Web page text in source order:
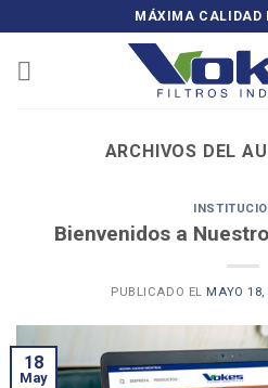
to
content
MÁXIMA CALIDAD
ARCHIVOS DEL
Bienvenidos a
PUBLICADO EL MAYO 18,
18
May